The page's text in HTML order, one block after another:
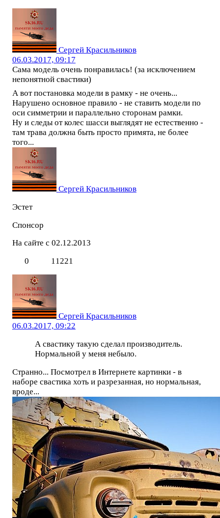
Сергей Красильников
06.03.2017, 09:17
Сама модель очень понравилась! (за исключением
непонятной свастики)
А вот постановка модели в рамку - не очень...
Нарушено основное правило - не ставить модели по
оси симметрии и параллельно сторонам рамки.
Ну и следы от колес шасси выглядят не естественно -
там трава должна быть просто примята, не более
того...
Сергей Красильников
Эстет
Спонсор
На сайте с 02.12.2013
0
11221
Сергей Красильников
06.03.2017, 09:22
А свастику такую сделал производитель.
Нормальной у меня небыло.
Странно... Посмотрел в Интернете картинки - в
наборе свастика хоть и разрезанная, но нормальная,
вроде...